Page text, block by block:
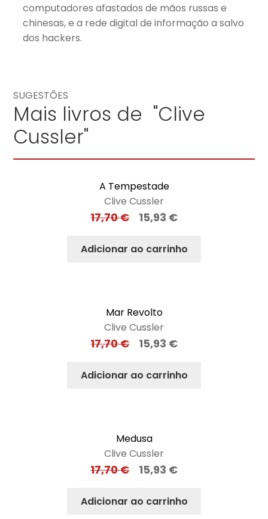
computadores afastados de mãos russas e
chinesas, e a rede digital de informação a salvo
dos hackers.
SUGESTÕES
Mais livros de "Clive
Cussler"
A Tempestade
Clive Cussler
17,70€ 15,93 €
Adicionar ao carrinho
Mar Revolto
Clive Cussler
17,70€ 15,93 €
Adicionar ao carrinho
Medusa
Clive Cussler
17,70€ 15,93 €
Adicionar ao carrinho